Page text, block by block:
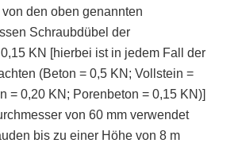
den oben genannten
Schraubdübel der
KN [hierbei ist in jedem Fall der
(Beton = 0,5 KN; Vollstein =
= 0,20 KN; Porenbeton = 0,15 KN)]
von 60 mm verwendet
bis zu einer Höhe von 8 m